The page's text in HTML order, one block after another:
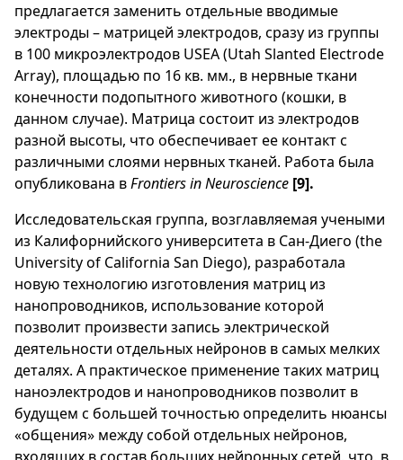
предлагается заменить отдельные вводимые
электроды – матрицей электродов, сразу из группы
в 100 микроэлектродов USEA (Utah Slanted Electrode
Array), площадью по 16 кв. мм., в нервные ткани
конечности подопытного животного (кошки, в
данном случае). Матрица состоит из электродов
разной высоты, что обеспечивает ее контакт с
различными слоями нервных тканей. Работа была
опубликована вFrontiers in Neuroscience [9].
Исследовательская группа, возглавляемая учеными
из Калифорнийского университета в Сан-Диего (the
University of California San Diego), разработала
новую технологию изготовления матриц из
нанопроводников, использование которой
позволит произвести запись электрической
деятельности отдельных нейронов в самых мелких
деталях. А практическое применение таких матриц
наноэлектродов и нанопроводников позволит в
будущем с большей точностью определить нюансы
«общения» между собой отдельных нейронов,